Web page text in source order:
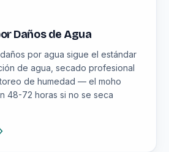
Daños de Agua
por agua sigue el estándar
de agua, secado profesional
de humedad — el moho
48-72 horas si no se seca